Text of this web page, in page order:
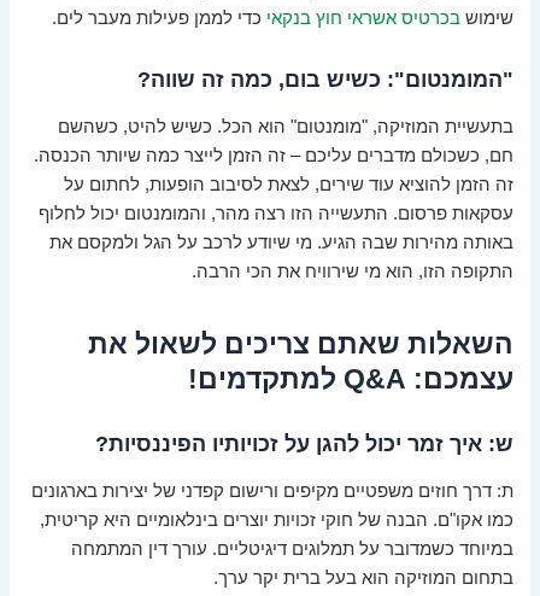
שימושבכרטיס אשראי חוץ בנקאי כדי לממן פעילות מעבר לים.
"המומנטום": כשיש בום, כמה זה שווה?
בתעשיית המוזיקה, "מומנטום" הוא הכל. כשיש להיט, כשהשם
חם, כשכולם מדברים עליכם – זה הזמן לייצר כמה שיותר הכנסה.
זה הזמן להוציא עוד שירים, לצאת לסיבוב הופעות, לחתום על
עסקאות פרסום. התעשייה הזו רצה מהר, והמומנטום יכול לחלוף
באותה מהירות שבה הגיע. מי שיודע לרכב על הגל ולמקסם את
התקופה הזו, הוא מי שירוויח את הכי הרבה.
השאלות שאתם צריכים לשאול את
עצמכם: Q&A למתקדמים!
ש: איך זמר יכול להגן על זכויותיו הפיננסיות?
ת: דרך חוזים משפטיים מקיפים ורישום קפדני של יצירות בארגונים
כמו אקו"ם. הבנה של חוקי זכויות יוצרים בינלאומיים היא קריטית,
במיוחד כשמדובר על תמלוגים דיגיטליים. עורך דין המתמחה
בתחום המוזיקה הוא בעל ברית יקר ערך.